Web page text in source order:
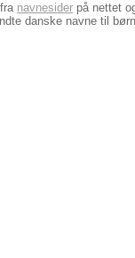
navnesider på nettet
danske navne til børn